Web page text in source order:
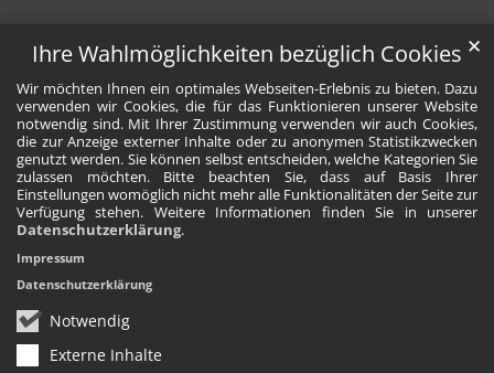
Ihre Wahlmöglichkeiten bezüglich Cookies
Wir möchten Ihnen ein optimales Webseiten-Erlebnis zu bieten. Dazu
verwenden wir Cookies, die für das Funktionieren unserer Website
notwendig sind. Mit Ihrer Zustimmung verwenden wir auch Cookies,
die zur Anzeige externer Inhalte oder zu anonymen Statistikzwecken
genutzt werden. Sie können selbst entscheiden, welche Kategorien Sie
zulassen möchten. Bitte beachten Sie, dass auf Basis Ihrer
Einstellungen womöglich nicht mehr alle Funktionalitäten der Seite zur
Verfügung stehen. Weitere Informationen finden Sie in unserer
Datenschutzerklärung.
Notwendig
Externe Inhalte
✕
Impressum
Datenschutzerklärung